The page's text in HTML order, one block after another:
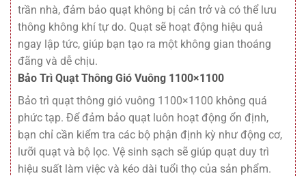
trần nhà, đảm bảo quạt không bị cản trở và có thể lưu
thông không khí tự do. Quạt sẽ hoạt động hiệu quả
ngay lập tức, giúp bạn tạo ra một không gian thoáng
đãng và dễ chịu.
Bảo Trì Quạt Thông Gió Vuông 1100×1100
Bảo trì quạt thông gió vuông 1100×1100 không quá
phức tạp. Để đảm bảo quạt luôn hoạt động ổn định,
bạn chỉ cần kiểm tra các bộ phận định kỳ như động cơ,
lưỡi quạt và bộ lọc. Vệ sinh sạch sẽ giúp quạt duy trì
hiệu suất làm việc và kéo dài tuổi thọ của sản phẩm.